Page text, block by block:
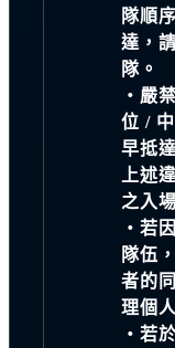
隊順
達，
隊。
・嚴
位 /
早抵
上述
之入
・若
隊伍
者的
理個
・若